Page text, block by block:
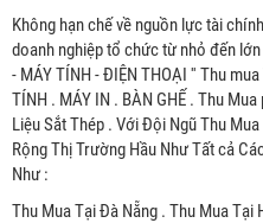
Không hạn chế về nguồn lực tài
doanh nghiệp tổ chức từ nhỏ đến
- MÁY TÍNH - ĐIỆN THOẠI '' Thu
TÍNH . MÁY IN . BÀN GHẾ . Thu
Liệu Sắt Thép . Với Đội Ngũ Thu
Rộng Thị Trường Hầu Như Tất cả
Như :
Thu Mua Tại Đà Nẵng . Thu Mua Tại